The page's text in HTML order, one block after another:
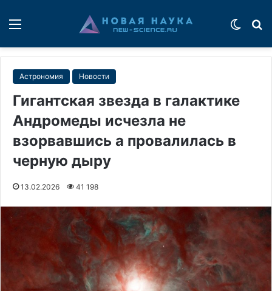
Астрономия Новости
Гигантская звезда в галактике
Андромеды исчезла не
взорвавшись а провалилась в
черную дыру
13.02.2026 41 198